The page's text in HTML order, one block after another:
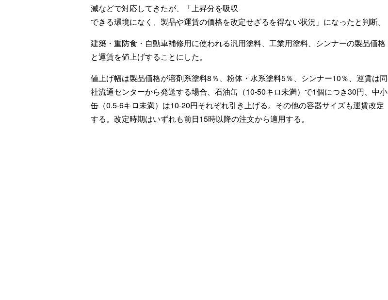
減などで対応してきたが、「上昇分を吸収
できる環境になく、製品や運賃の価格を改定せざるを得ない状況」になったと判断。
建築・重防食・自動車補修用に使われる汎用塗料、工業用塗料、シンナーの製品価格
と運賃を値上げすることにした。
値上げ幅は製品価格が溶剤系塗料8％、粉体・水系塗料5％、シンナー10％、運賃は同
社流通センターから発送する場合、石油缶（10-50キロ未満）で1個につき30円、中小
缶（0.5-6キロ未満）は10-20円それぞれ引き上げる。その他の容器サイズも運賃改定
する。改定時期はいずれも前日15時以降の注文から適用する。